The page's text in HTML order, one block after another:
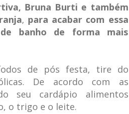
Bruna Burti e também
, para acabar com essa
banho de forma mais
de pós festa, tire do
De acordo com as
seu cardápio alimentos
o trigo e o leite.